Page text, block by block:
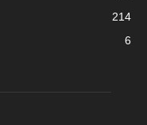
214
6